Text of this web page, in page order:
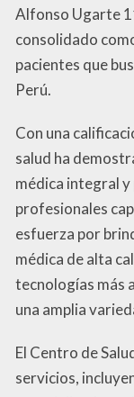
Alfonso Ugarte
consolidado
pacientes que
Perú.
Con una
salud ha
médica integral y
profesionales
esfuerza por
médica de alta
tecnologías más
una amplia
El Centro de
servicios,